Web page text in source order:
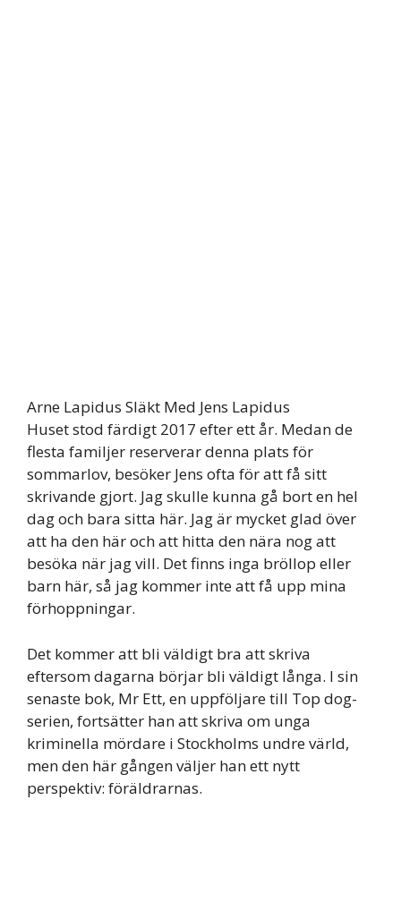
Arne Lapidus Släkt Med Jens Lapidus
Huset stod färdigt 2017 efter ett år. Medan de
flesta familjer reserverar denna plats för
sommarlov, besöker Jens ofta för att få sitt
skrivande gjort. Jag skulle kunna gå bort en hel
dag och bara sitta här. Jag är mycket glad över
att ha den här och att hitta den nära nog att
besöka när jag vill. Det finns inga bröllop eller
barn här, så jag kommer inte att få upp mina
förhoppningar.
Det kommer att bli väldigt bra att skriva
eftersom dagarna börjar bli väldigt långa. I sin
senaste bok, Mr Ett, en uppföljare till Top dog-
serien, fortsätter han att skriva om unga
kriminella mördare i Stockholms undre värld,
men den här gången väljer han ett nytt
perspektiv: föräldrarnas.